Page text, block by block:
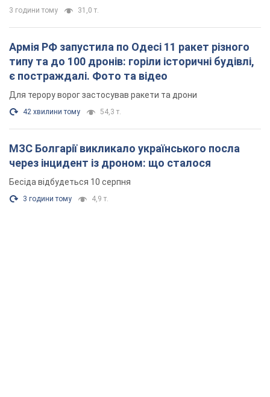
3 години тому 31,0 т.
Армія РФ запустила по Одесі 11 ракет різного
типу та до 100 дронів: горіли історичні будівлі,
є постраждалі. Фото та відео
Для терору ворог застосував ракети та дрони
42 хвилини тому 54,3 т.
МЗС Болгарії викликало українського посла
через інцидент із дроном: що сталося
Бесіда відбудеться 10 серпня
3 години тому 4,9 т.